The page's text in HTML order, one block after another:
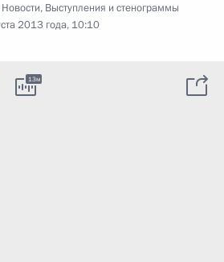
Новости, Выступления и стенограммы
2013 года, 10:10
13м